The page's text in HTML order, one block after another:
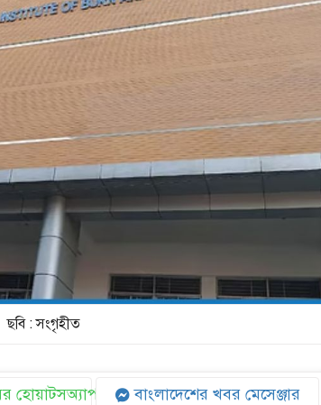
ছবি : সংগৃহীত
হোয়াটসঅ্যাপ বাংলাদেশের খবর মেসেঞ্জার